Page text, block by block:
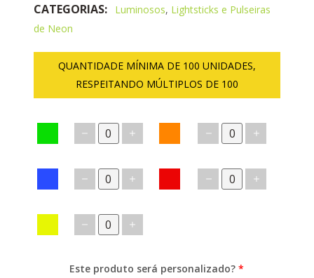
CATEGORIAS: Luminosos, Lightsticks e Pulseiras
de Neon
QUANTIDADE MÍNIMA DE 100 UNIDADES,
RESPEITANDO MÚLTIPLOS DE 100
Este produto será personalizado?*